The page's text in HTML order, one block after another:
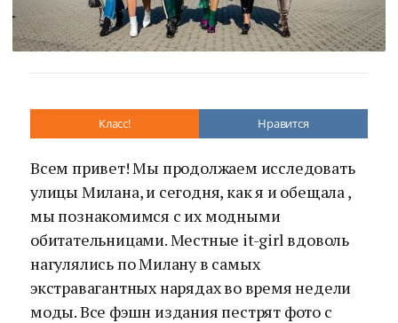
Класс! Нравится
Всем привет! Мы продолжаем исследовать
улицы Милана, и сегодня, как я и обещала ,
мы познакомимся с их модными
обитательницами. Местные it-girl вдоволь
нагулялись по Милану в самых
экстравагантных нарядах во время недели
моды. Все фэшн издания пестрят фото с